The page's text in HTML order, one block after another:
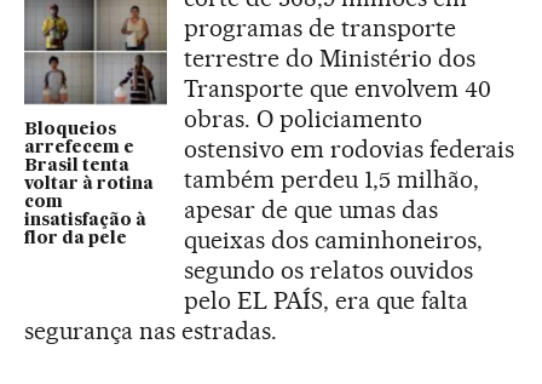
Bloqueios
arrefecem e
Brasil tenta
voltar à rotina
com
insatisfação à
flor da pele
programas de transporte
terrestre do Ministério dos
Transporte que envolvem 40
obras. O policiamento
ostensivo em rodovias federais
também perdeu 1,5 milhão,
apesar de que umas das
queixas dos caminhoneiros,
segundo os relatos ouvidos
pelo EL PAÍS, era que falta
segurança nas estradas.